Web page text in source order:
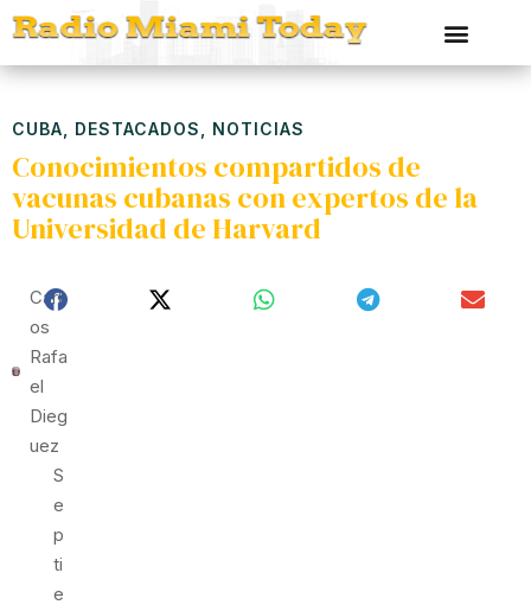
CUBA DESTACADOS NOTICIAS
Conocimientos compartidos de
vacunas cubanas con expertos de la
Universidad de Harvard
Carl
Os
Rafa
El
Dieg
Uez
S
E
P
Ti
E